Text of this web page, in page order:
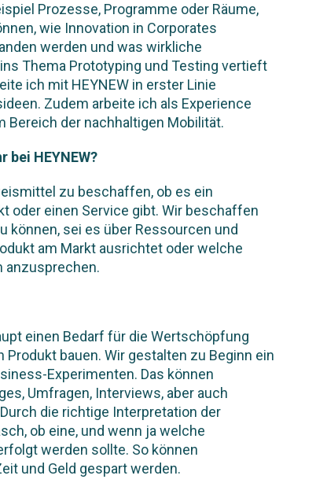
Prozesse, Programme oder Räume,
wie Innovation in Corporates
werden und was wirkliche
Thema Prototyping und Testing vertieft
ich mit HEYNEW in erster Linie
Zudem arbeite ich als Experience
Bereich der nachhaltigen Mobilität.
bei HEYNEW?
zu beschaffen, ob es ein
oder einen Service gibt. Wir beschaffen
sei es über Ressourcen und
am Markt ausrichtet oder welche
anzusprechen.
einen Bedarf für die Wertschöpfung
bauen. Wir gestalten zu Beginn ein
Experimenten. Das können
Umfragen, Interviews, aber auch
die richtige Interpretation der
ob eine, und wenn ja welche
werden sollte. So können
und Geld gespart werden.